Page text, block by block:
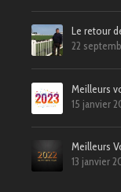
Le retour
22
Meilleurs
15 janvier
Meilleurs
13 janvier